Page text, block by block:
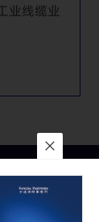
业线缆业